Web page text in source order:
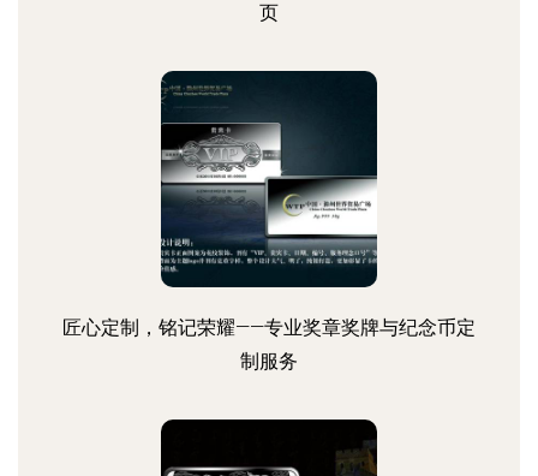
页
匠心定制，铭记荣耀——专业奖章奖牌与纪念币定
制服务